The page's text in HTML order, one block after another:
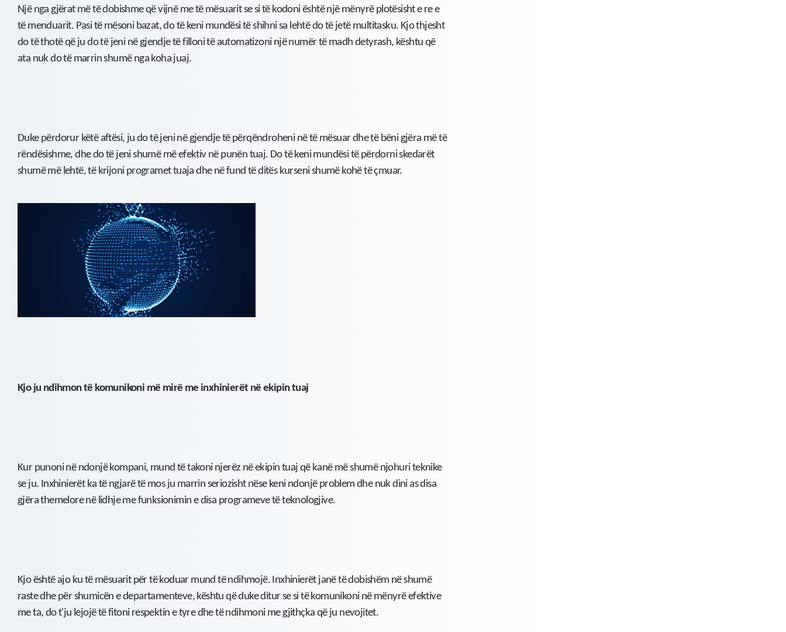
Një nga gjërat më të dobishme që vijnë me të mësuarit se si të kodoni është një mënyrë plotësisht e re e
të menduarit. Pasi të mësoni bazat, do të keni mundësi të shihni sa lehtë do të jetë multitasku. Kjo thjesht
do të thotë që ju do të jeni në gjendje të filloni të automatizoni një numër të madh detyrash, kështu që
ata nuk do të marrin shumë nga koha juaj.
Duke përdorur këtë aftësi, ju do të jeni në gjendje të përqëndroheni në të mësuar dhe të bëni gjëra më të
rëndësishme, dhe do të jeni shumë më efektiv në punën tuaj. Do të keni mundësi të përdorni skedarët
shumë më lehtë, të krijoni programet tuaja dhe në fund të ditës kurseni shumë kohë të çmuar.
Kjo ju ndihmon të komunikoni më mirë me inxhinierët në ekipin tuaj
Kur punoni në ndonjë kompani, mund të takoni njerëz në ekipin tuaj që kanë më shumë njohuri teknike
se ju. Inxhinierët ka të ngjarë të mos ju marrin seriozisht nëse keni ndonjë problem dhe nuk dini as disa
gjëra themelore në lidhje me funksionimin e disa programeve të teknologjive.
Kjo është ajo ku të mësuarit për të koduar mund të ndihmojë. Inxhinierët janë të dobishëm në shumë
raste dhe për shumicën e departamenteve, kështu që duke ditur se si të komunikoni në mënyrë efektive
me ta, do t'ju lejojë të fitoni respektin e tyre dhe të ndihmoni me gjithçka që ju nevojitet.